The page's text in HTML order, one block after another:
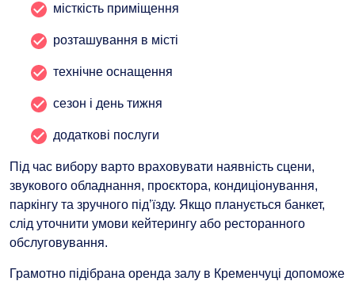
місткість приміщення
розташування в місті
технічне оснащення
сезон і день тижня
додаткові послуги
Під час вибору варто враховувати наявність сцени,
звукового обладнання, проєктора, кондиціонування,
паркінгу та зручного під’їзду. Якщо планується банкет,
слід уточнити умови кейтерингу або ресторанного
обслуговування.
Грамотно підібрана оренда залу в Кременчуці допоможе